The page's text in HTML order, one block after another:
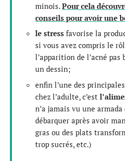
minois. Pour cela
conseils pour avoir une
le stress favorise la
si vous avez compris le
l’apparition de l’acné pas
un dessin;
enfin l’une des
chez l’adulte, c’est
n’a jamais vu une armada
débarquer après avoir
gras ou des plats
trop sucrés, etc.)